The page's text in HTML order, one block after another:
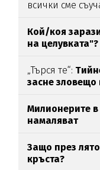
всички сме
Кой/коя
на целувката"?
„Търся те“:
засне зловещо
Милионерите
намаляват
Защо през
кръста?